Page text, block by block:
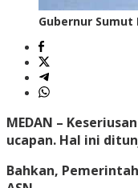
Gubernur
MEDAN –
ucapan. Hal ini
Bahkan,